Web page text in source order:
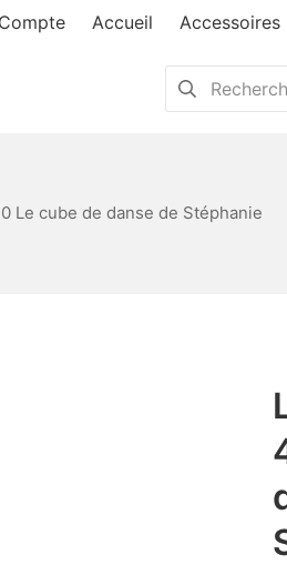
Accueil Accessoires
Rechercher :
Le cube de danse de Stéphanie